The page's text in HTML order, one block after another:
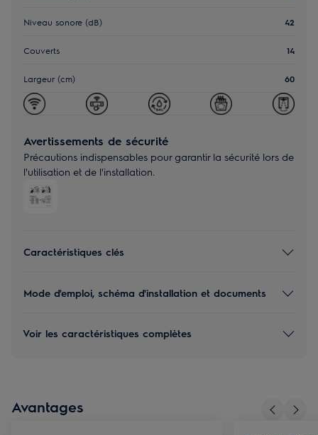
Niveau sonore (dB) 42
Couverts 14
Largeur (cm) 60
Avertissements de sécurité
Précautions indispensables pour garantir la sécurité lors de
l'utilisation et de l'installation.
Caractéristiques clés
Mode d'emploi, schéma d'installation et documents
Voir les caractéristiques complètes
Avantages